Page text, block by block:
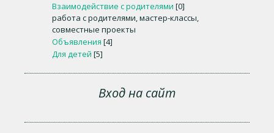
Взаимодействие с родителями [0]
работа с родителями, мастер-классы,
совместные проекты
Объявления [4]
Для детей [5]
Вход на сайт